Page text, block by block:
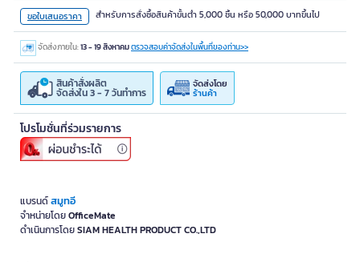
แบรนด์สมูทอี
จำหน่ายโดยOfficeMate
ดำเนินการโดยSIAM HEALTH PRODUCT CO.,LTD
ขอใบเสนอราคา สำหรับการสั่งซื้อสินค้าขั้นต่ำ 5,000 ชิ้น หรือ 50,000 บาทขึ้นไป
จัดส่งภายใน:13 - 19 สิงหาคมตรวจสอบค่าจัดส่งในพื้นที่ของท่าน>>
สินค้าสั่งผลิต
จัดส่งใน 3 - 7 วันทำการ
จัดส่งโดย
ร้านค้า
โปรโมชั่นที่ร่วมรายการ